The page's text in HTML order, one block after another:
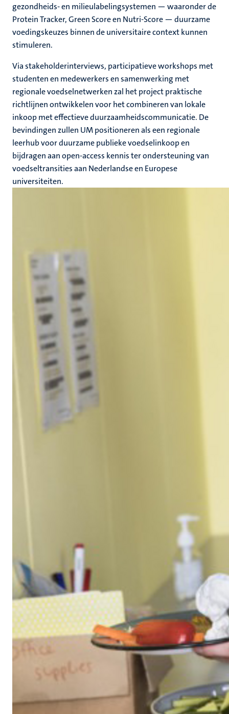
gezondheids- en milieulabelingsystemen — waaronder de
Protein Tracker, Green Score en Nutri-Score — duurzame
voedingskeuzes binnen de universitaire context kunnen
stimuleren.
Via stakeholderinterviews, participatieve workshops met
studenten en medewerkers en samenwerking met
regionale voedselnetwerken zal het project praktische
richtlijnen ontwikkelen voor het combineren van lokale
inkoop met effectieve duurzaamheidscommunicatie. De
bevindingen zullen UM positioneren als een regionale
leerhub voor duurzame publieke voedselinkoop en
bijdragen aan open-access kennis ter ondersteuning van
voedseltransities aan Nederlandse en Europese
universiteiten.